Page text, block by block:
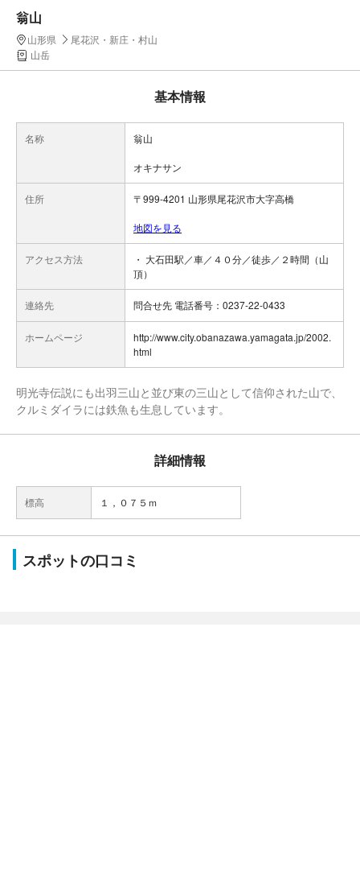
翁山
山形県
尾花沢・新庄・村山
山岳
基本情報
名称 翁山
オキナサン
住所 〒999-4201 山形県尾花沢市大字高橋
地図を見る
アクセス方法
・ 大石田駅／車／４０分／徒歩／２時間（山
頂）
連絡先 問合せ先 電話番号：0237-22-0433
ホームページ
http://www.city.obanazawa.yamagata.jp/2002.
html
明光寺伝説にも出羽三山と並び東の三山として信仰された山で、
クルミダイラには鉄魚も生息しています。
詳細情報
標高 １，０７５ｍ
スポットの口コミ